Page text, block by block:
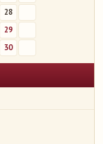
28
29
30